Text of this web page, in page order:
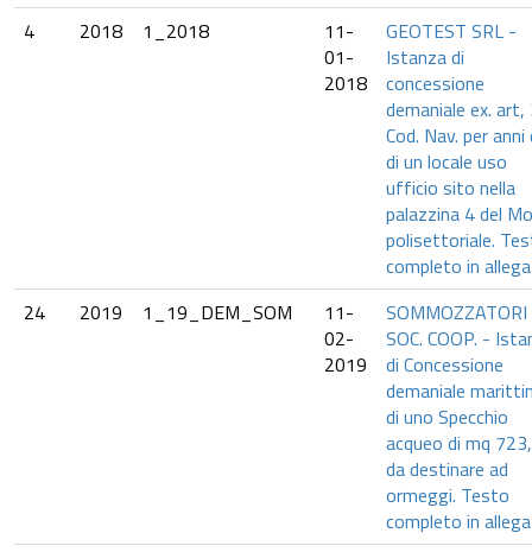
4
2018 1_2018
11-
01-
2018
GEOTEST SRL -
Istanza di
concessione
demaniale ex. art,
Cod. Nav. per anni
di un locale uso
ufficio sito nella
palazzina 4 del
polisettoriale.
completo in
24
2019 1_19_DEM_SOM
11-
02-
2019
SOMMOZZATORI
SOC. COOP. -
di Concessione
demaniale
di uno Specchio
acqueo di mq
da destinare ad
ormeggi. Testo
completo in